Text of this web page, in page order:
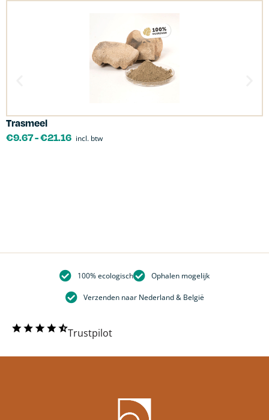
Trasmeel
€9.67-€21.16 incl. btw
100% ecologisch Ophalen mogelijk
Verzenden naar Nederland & België
Trustpilot